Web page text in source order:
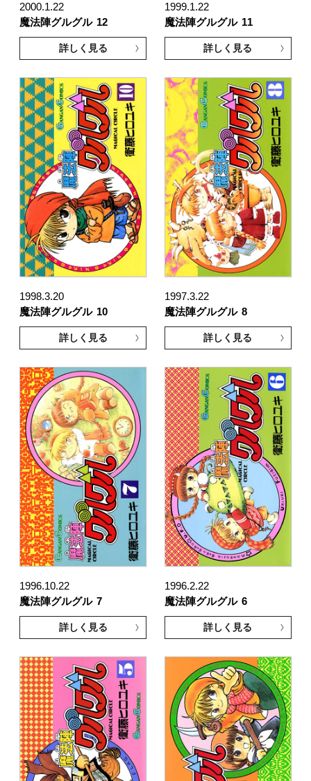
2000.1.22
魔法陣グルグル 12
詳しく見る
1999.1.22
魔法陣グルグル 11
詳しく見る
1998.3.20
魔法陣グルグル 10
詳しく見る
1997.3.22
魔法陣グルグル 8
詳しく見る
1996.10.22
魔法陣グルグル 7
詳しく見る
1996.2.22
魔法陣グルグル 6
詳しく見る